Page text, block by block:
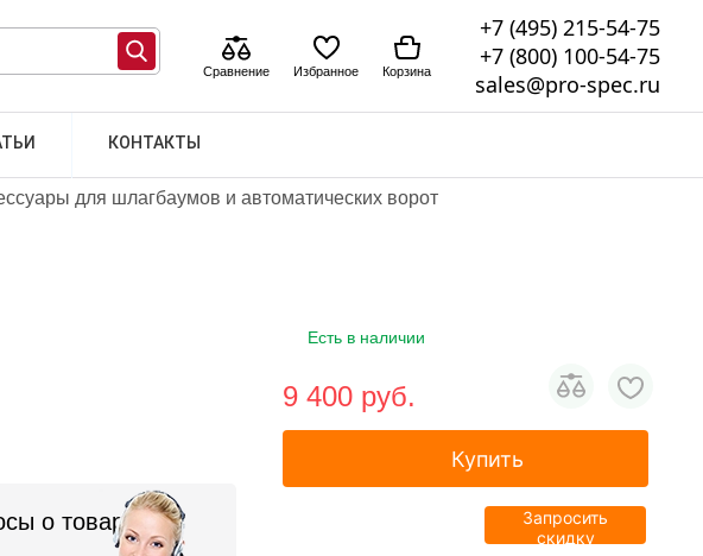
КОНТАКТЫ
Сравнение Избранное Корзина
+7 (495) 215-54-75
+7 (800) 100-54-75
sales@pro-spec.ru
для шлагбаумов и автоматических ворот
Есть в наличии
о товаре?
9 400 pуб.
Купить
Запросить
скидку